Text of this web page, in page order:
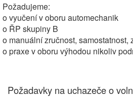
Požadujeme:
o vyučení v oboru automechanik
o ŘP skupiny B
o manuální zručnost, samostatnost,
o praxe v oboru výhodou nikoliv
Požadavky na uchazeče o